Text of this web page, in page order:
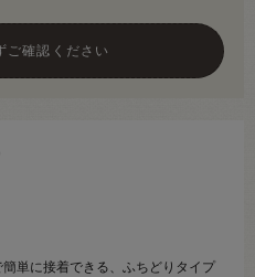
ご確認ください
単に接着できる、ふちどりタイプ